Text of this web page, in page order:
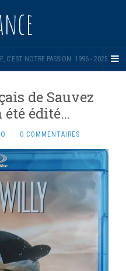
C'EST NOTRE PASSION. 1996 - 2025.
de Sauvez
édité…
· 0 COMMENTAIRES